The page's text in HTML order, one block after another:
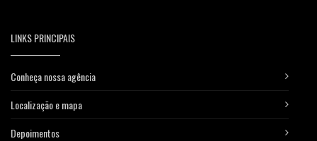
LINKS PRINCIPAIS
Conheça nossa agência
Localização e mapa
Depoimentos